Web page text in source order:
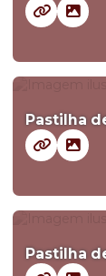
Pastilha
Pastilha